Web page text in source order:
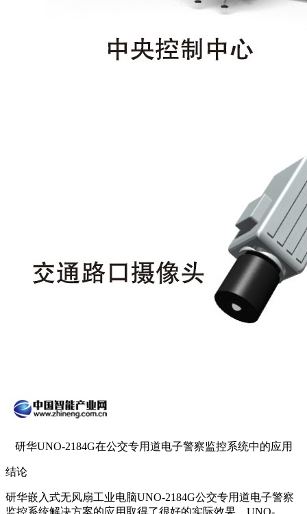
研华UNO-2184G在公交专用道电子警察监控系统中的应用
结论
研华嵌入式无风扇工业电脑UNO-2184G公交专用道电子警察
监控系统解决方案的应用取得了很好的实际效果，UNO-